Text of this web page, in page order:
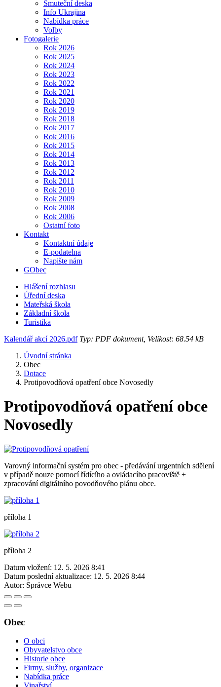
Smuteční deska
Info Ukrajina
Nabídka práce
Volby
Fotogalerie
Rok 2026
Rok 2025
Rok 2024
Rok 2023
Rok 2022
Rok 2021
Rok 2020
Rok 2019
Rok 2018
Rok 2017
Rok 2016
Rok 2015
Rok 2014
Rok 2013
Rok 2012
Rok 2011
Rok 2010
Rok 2009
Rok 2008
Rok 2006
Ostatní foto
Kontakt
Kontaktní údaje
E-podatelna
Napište nám
GObec
Hlášení rozhlasu
Úřední deska
Mateřská škola
Základní škola
Turistika
Kalendář akcí 2026.pdfTyp: PDF dokument, Velikost: 68.54 kB
Úvodní stránka
Obec
Dotace
Protipovodňová opatření obce Novosedly
Protipovodňová opatření obce
Novosedly
Varovný informační systém pro obec - předávání urgentních sdělení
v případě nouze pomocí řídícího a ovládacího pracoviště +
zpracování digitálního povodňového plánu obce.
příloha 1
příloha 2
Datum vložení: 12. 5. 2026 8:41
Datum poslední aktualizace: 12. 5. 2026 8:44
Autor: Správce Webu
Obec
O obci
Obyvatelstvo obce
Historie obce
Firmy, služby, organizace
Nabídka práce